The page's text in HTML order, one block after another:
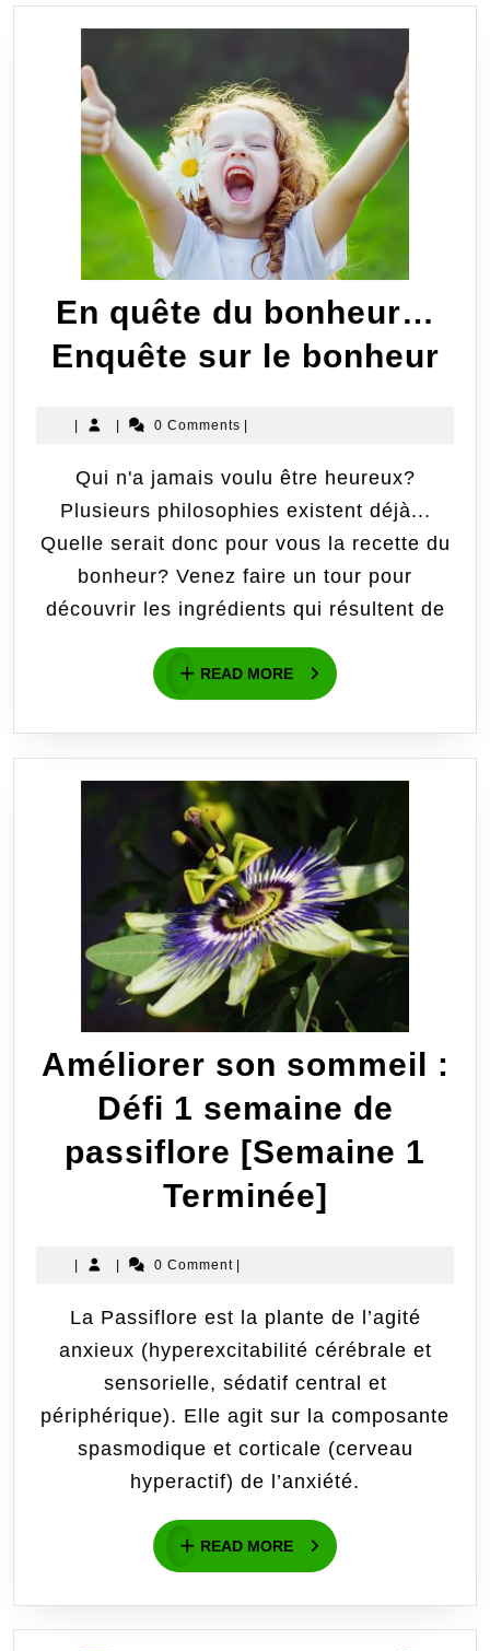
En quête du bonheur…
Enquête sur le bonheurEn
le
0 Comments
Qui n'a jamais voulu être heureux?
Plusieurs philosophies existent déjà...
Quelle serait donc pour vous la recette du
bonheur? Venez faire un tour pour
découvrir les ingrédients qui résultent de
READ MORE
READ
MORE
Améliorer son sommeil :
Défi 1 semaine de
passiflore [Semaine 1
Terminée]
:
Défi
1
semaine
de
1
| | 0 Comment |
La Passiflore est la plante de l’agité
anxieux (hyperexcitabilité cérébrale et
sensorielle, sédatif central et
périphérique). Elle agit sur la composante
spasmodique et corticale (cerveau
hyperactif) de l’anxiété .
READ MORE
READ
MORE